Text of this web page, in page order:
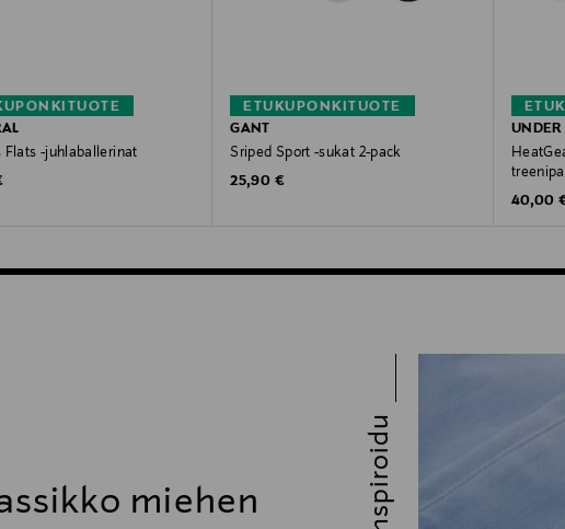
Flats -juhlaballerinat
ETUKUPONKITUOTE
GANT
Sriped Sport -sukat 2-pack
Original Price
25,90 €
UNDER
Original
40,00
miehen
Inspiroidu